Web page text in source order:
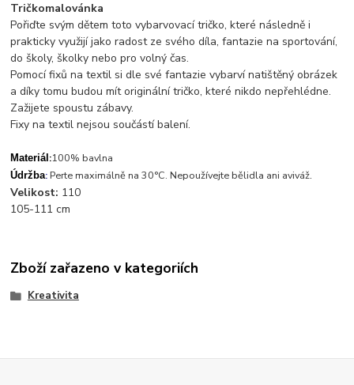
Tričkomalovánka
Pořiďte svým dětem toto vybarvovací tričko, které následně i
prakticky využijí jako radost ze svého díla, fantazie na sportování,
do školy, školky nebo pro volný čas.
Pomocí fixů na textil si dle své fantazie vybarví natištěný obrázek
a díky tomu budou mít originální tričko, které nikdo nepřehlédne.
Zažijete spoustu zábavy.
Fixy na textil nejsou součástí balení.
Materiál :100% bavlna
Údržba: Perte maximálně na 30°C. Nepoužívejte bělidla ani aviváž.
Velikost: 110
105-111 cm
Zboží zařazeno v kategoriích
Kreativita